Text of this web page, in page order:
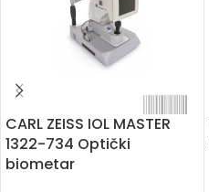
CARL ZEISS IOL MASTER
1322-734 Optički
biometar